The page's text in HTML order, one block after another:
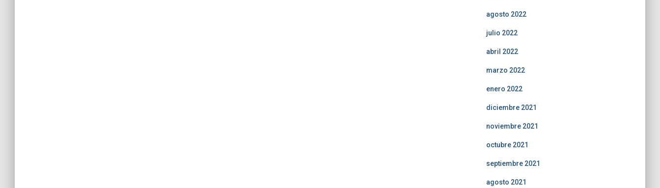
agosto 2022
julio 2022
abril 2022
marzo 2022
enero 2022
diciembre 2021
noviembre 2021
octubre 2021
septiembre 2021
agosto 2021